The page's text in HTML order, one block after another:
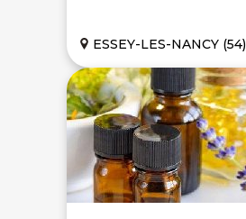
ESSEY-LES-NANCY (54)